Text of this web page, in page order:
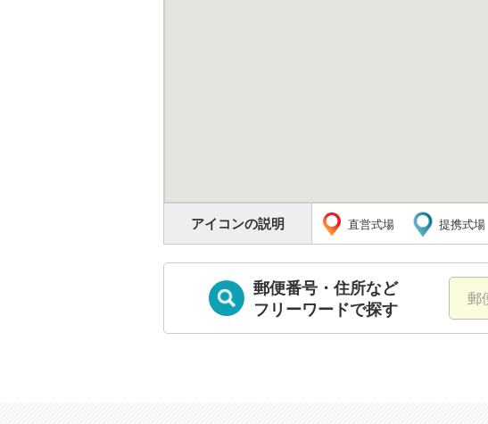
アイコンの説明 直営式場 提携式場
郵便番号・住所など
フリーワードで探す